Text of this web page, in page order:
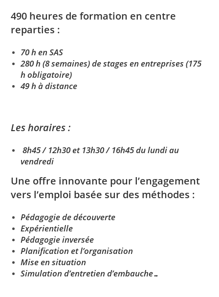
490 heures de formation en centre
reparties :
70h enSAS
280 h (8 semaines) de stages en entreprises (175
h obligatoire)
49 h à distance
Les horaires :
8h45 / 12h30 et 13h30 / 16h45 du lundi au
vendredi
Une offre innovante pour l’engagement
vers l’emploi basée sur des méthodes :
Pédagogie de découverte
Expérientielle
Pédagogie inversée
Planification et l’organisation
Mise en situation
Simulation d’entretien d’embauche…